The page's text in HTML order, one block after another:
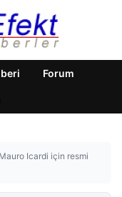
Forum
Icardi için resmi